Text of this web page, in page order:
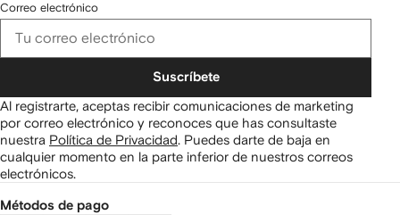
Correo electrónico
Suscríbete
Al registrarte, aceptas recibir comunicaciones de marketing
por correo electrónico y reconoces que has consultaste
nuestra Política de Privacidad Puedes darte de baja en
cualquier momento en la parte inferior de nuestros correos
electrónicos.
Métodos de pago